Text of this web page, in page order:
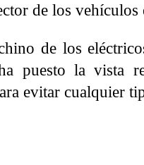
de los
de los
puesto la vista
evitar cualquier